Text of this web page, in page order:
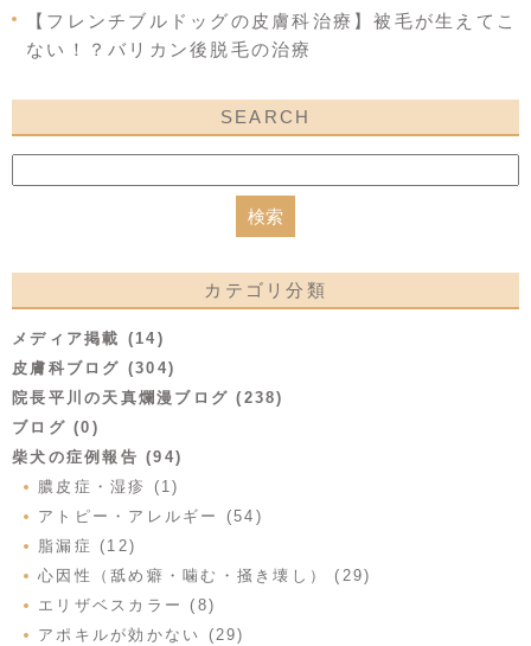
【フレンチブルドッグの皮膚科治療】被毛が生えてこ
ない！？バリカン後脱毛の治療
SEARCH
カテゴリ分類
メディア掲載 (14)
皮膚科ブログ (304)
院長平川の天真爛漫ブログ (238)
ブログ (0)
柴犬の症例報告 (94)
膿皮症・湿疹 (1)
アトピー・アレルギー (54)
脂漏症 (12)
心因性（舐め癖・噛む・掻き壊し） (29)
エリザベスカラー (8)
アポキルが効かない (29)